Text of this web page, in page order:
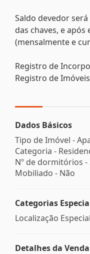
Saldo devedor
das chaves, e após
(mensalmente e
Registro de
Registro de
Dados Básicos
Tipo de Imóvel -
Categoria -
Nº de dormitórios -
Mobiliado - Não
Categorias
Localização
Detalhes da Venda